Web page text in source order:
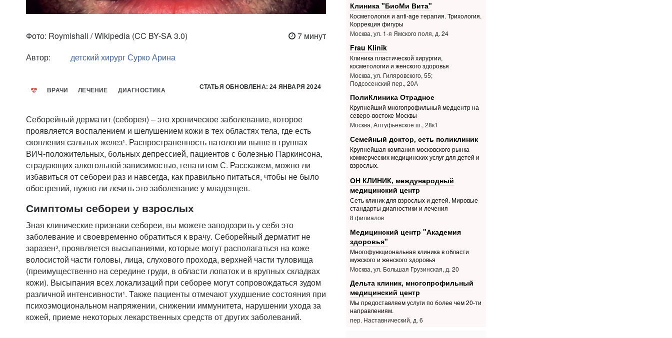
Фото: Roymishali / Wikipedia (CC BY-SA 3.0)
7 минут
Автор:
детский хирургСурко Арина
ВРАЧИ ЛЕЧЕНИЕ ДИАГНОСТИКА СТАТЬЯ ОБНОВЛЕНА: 24 ЯНВАРЯ 2024
Себорейный дерматит (себорея) – это хроническое заболевание, которое
проявляется воспалением и шелушением кожи в тех областях тела, где есть
скопления сальных желез¹. Распространенность патологии выше в группах
ВИЧ-положительных, больных депрессией, пациентов с болезнью Паркинсона,
страдающих алкогольной зависимостью, гепатитом С. Расскажем, можно ли
избавиться от себореи раз и навсегда, как правильно питаться, чтобы не было
обострений, нужно ли лечить это заболевание у младенцев.
Симптомы себореи у взрослых
Зная клинические признаки себореи, вы можете заподозрить у себя это
заболевание и своевременно обратиться к врачу. Себорейный дерматит не
заразен³, проявляется высыпаниями, которые могут располагаться на коже
волосистой части головы, лица, слухового прохода, верхней части туловища
(преимущественно на середине груди, в области лопаток и в крупных складках
кожи). Высыпания всех локализаций при себорее могут сопровождаться зудом
различной интенсивности¹. Также пациенты отмечают ухудшение состояния при
психоэмоциональном напряжении, снижении иммунитета, нарушении ухода за
кожей, приеме некоторых лекарственных средств от других заболеваний.
Клиника "БиоМи Вита"
Косметология и anti-age терапия. Трихология.
Коррекция фигуры
Москва, ул. 1-я Ямского поля, д. 24
Frau Klinik
Клиника пластической хирургии,
косметологии и женского здоровья
Москва, ул. Гиляровского, 55;
Подсосенский пер., 20А
ПолиКлиника Отрадное
Крупнейший многопрофильный медцентр на
северо-востоке Москвы
Москва, Алтуфьевское ш., 28к1
Семейный доктор, сеть поликлиник
Крупнейшая компания московского рынка
коммерческих медицинских услуг для детей и
взрослых.
ОН КЛИНИК, международный
медицинский центр
Сеть клиник для взрослых и детей. Мировые
стандарты диагностики и лечения
8 филиалов
Медицинский центр "Академия
здоровья"
Многофункциональная клиника в области
мужского и женского здоровья
Москва, ул. Большая Грузинская, д. 20
Дельта клиник, многопрофильный
медицинский центр
Мы предоставляем услуги по более чем 20-ти
направлениям.
пер. Наставнический, д. 6